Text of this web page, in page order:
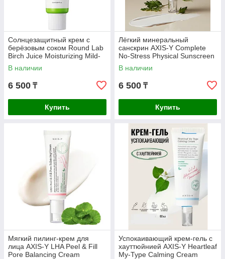
Солнцезащитный крем с
берёзовым соком Round Lab
Birch Juice Moisturizing Mild-
Up Sunscreen SPF50+
PA++++
В наличии
6 500 ₸
Купить
Лёгкий минеральный
санскрин AXIS-Y Complete
No-Stress Physical Sunscreen
V. 3 SPF50+ PA++++
В наличии
6 500 ₸
Купить
Мягкий пилинг-крем для
лица AXIS-Y LHA Peel & Fill
Pore Balancing Cream
Успокаивающий крем-гель с
хауттюйнией AXIS-Y Heartleaf
My-Type Calming Cream